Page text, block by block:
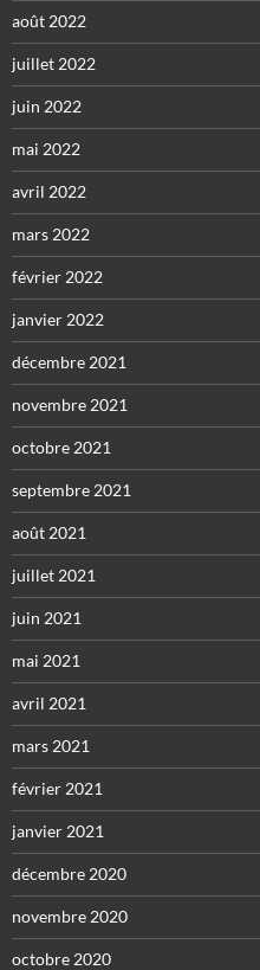
août 2022
juillet 2022
juin 2022
mai 2022
avril 2022
mars 2022
février 2022
janvier 2022
décembre 2021
novembre 2021
octobre 2021
septembre 2021
août 2021
juillet 2021
juin 2021
mai 2021
avril 2021
mars 2021
février 2021
janvier 2021
décembre 2020
novembre 2020
octobre 2020